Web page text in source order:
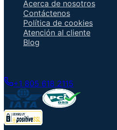
Acerca de nosotros
Contáctenos
Política de cookies
Atención al cliente
Blog
+1 805 618 2115